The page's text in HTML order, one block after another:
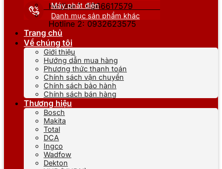
Hotline 1: 0866617579
Hotline 2: 0932623575
Máy phát điện
Danh mục sản phẩm khác
Trang chủ
Về chúng tôi
Giới thiệu
Hướng dẫn mua hàng
Phương thức thanh toán
Chính sách vận chuyển
Chính sách bảo hành
Chính sách bán hàng
Thương hiệu
Bosch
Makita
Total
DCA
Ingco
Wadfow
Dekton